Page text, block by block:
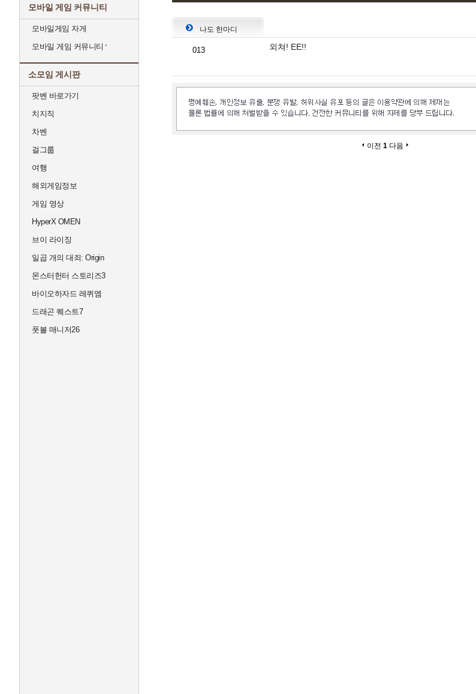
모바일 게임 커뮤니티
모바일게임 자게
모바일 게임 커뮤니티
소모임 게시판
팟벤 바로가기
치지직
차벤
걸그룹
여행
해외게임정보
게임 영상
HyperX OMEN
브이 라이징
일곱 개의 대죄: Origin
몬스터헌터 스토리즈3
바이오하자드 레퀴엠
드래곤 퀘스트7
풋볼 매니저26
나도 한마디
013 외쳐! EE!!
이전 1 다음